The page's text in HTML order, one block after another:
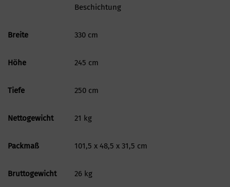
Beschichtung
Breite 330 cm
Höhe 245 cm
Tiefe 250 cm
Nettogewicht 21 kg
Packmaß 101,5 x 48,5 x 31,5 cm
Bruttogewicht 26 kg